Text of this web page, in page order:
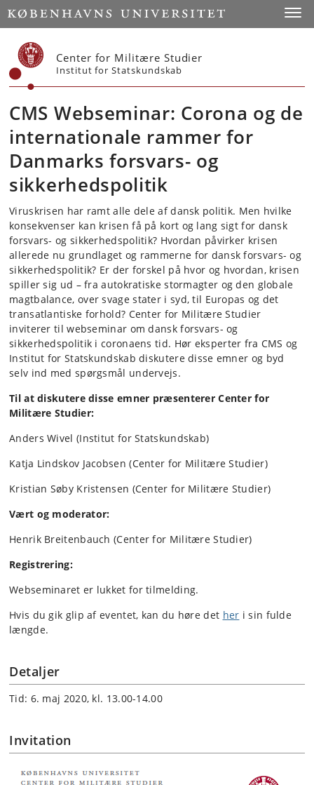
Start
Center for Militære Studier
Institut for Statskundskab
CMS Webseminar: Corona og de
internationale rammer for
Danmarks forsvars- og
sikkerhedspolitik
Viruskrisen har ramt alle dele af dansk politik. Men hvilke
konsekvenser kan krisen få på kort og lang sigt for dansk
forsvars- og sikkerhedspolitik? Hvordan påvirker krisen
allerede nu grundlaget og rammerne for dansk forsvars- og
sikkerhedspolitik? Er der forskel på hvor og hvordan, krisen
spiller sig ud – fra autokratiske stormagter og den globale
magtbalance, over svage stater i syd, til Europas og det
transatlantiske forhold? Center for Militære Studier
inviterer til webseminar om dansk forsvars- og
sikkerhedspolitik i coronaens tid. Hør eksperter fra CMS og
Institut for Statskundskab diskutere disse emner og byd
selv ind med spørgsmål undervejs.
Til at diskutere disse emner præsenterer Center for
Militære Studier:
Anders Wivel (Institut for Statskundskab)
Katja Lindskov Jacobsen (Center for Militære Studier)
Kristian Søby Kristensen (Center for Militære Studier)
Vært og moderator:
Henrik Breitenbauch (Center for Militære Studier)
Registrering:
Webseminaret er lukket for tilmelding.
Hvis du gik glip af eventet, kan du høre det her i sin fulde
længde.
Detaljer
Tid: 6. maj 2020, kl. 13.00-14.00
Invitation